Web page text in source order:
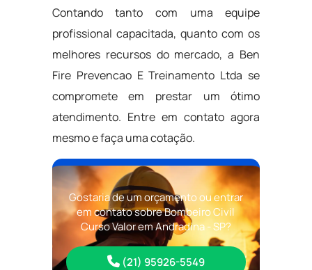
Contando tanto com uma equipe
profissional capacitada, quanto com os
melhores recursos do mercado, a Ben
Fire Prevencao E Treinamento Ltda se
compromete em prestar um ótimo
atendimento. Entre em contato agora
mesmo e faça uma cotação.
Gostaria de um orçamento ou entrar
em contato sobre Bombeiro Civil
Curso Valor em Andradina - SP?
(21) 95926-5549